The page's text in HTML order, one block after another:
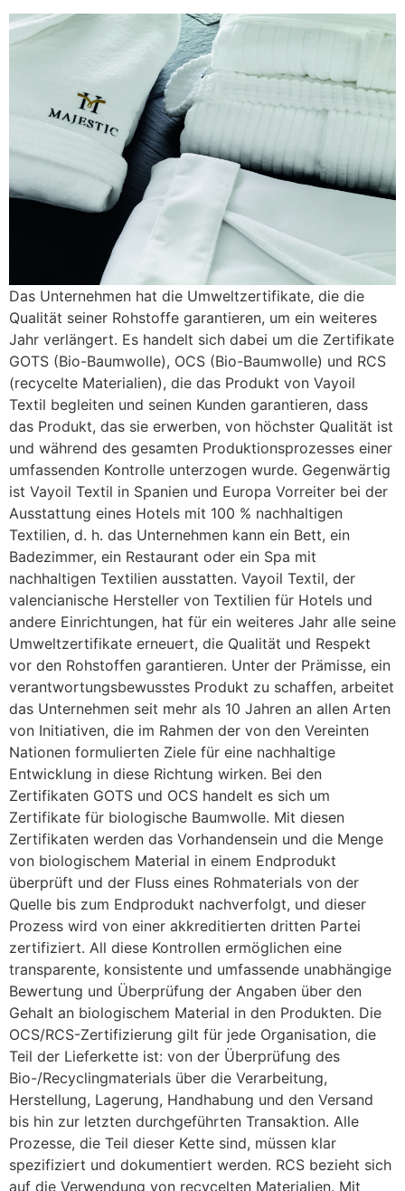
Das Unternehmen hat die Umweltzertifikate, die die
Qualität seiner Rohstoffe garantieren, um ein weiteres
Jahr verlängert. Es handelt sich dabei um die Zertifikate
GOTS (Bio-Baumwolle), OCS (Bio-Baumwolle) und RCS
(recycelte Materialien), die das Produkt von Vayoil
Textil begleiten und seinen Kunden garantieren, dass
das Produkt, das sie erwerben, von höchster Qualität ist
und während des gesamten Produktionsprozesses einer
umfassenden Kontrolle unterzogen wurde. Gegenwärtig
ist Vayoil Textil in Spanien und Europa Vorreiter bei der
Ausstattung eines Hotels mit 100 % nachhaltigen
Textilien, d. h. das Unternehmen kann ein Bett, ein
Badezimmer, ein Restaurant oder ein Spa mit
nachhaltigen Textilien ausstatten. Vayoil Textil, der
valencianische Hersteller von Textilien für Hotels und
andere Einrichtungen, hat für ein weiteres Jahr alle seine
Umweltzertifikate erneuert, die Qualität und Respekt
vor den Rohstoffen garantieren. Unter der Prämisse, ein
verantwortungsbewusstes Produkt zu schaffen, arbeitet
das Unternehmen seit mehr als 10 Jahren an allen Arten
von Initiativen, die im Rahmen der von den Vereinten
Nationen formulierten Ziele für eine nachhaltige
Entwicklung in diese Richtung wirken. Bei den
Zertifikaten GOTS und OCS handelt es sich um
Zertifikate für biologische Baumwolle. Mit diesen
Zertifikaten werden das Vorhandensein und die Menge
von biologischem Material in einem Endprodukt
überprüft und der Fluss eines Rohmaterials von der
Quelle bis zum Endprodukt nachverfolgt, und dieser
Prozess wird von einer akkreditierten dritten Partei
zertifiziert. All diese Kontrollen ermöglichen eine
transparente, konsistente und umfassende unabhängige
Bewertung und Überprüfung der Angaben über den
Gehalt an biologischem Material in den Produkten. Die
OCS/RCS-Zertifizierung gilt für jede Organisation, die
Teil der Lieferkette ist: von der Überprüfung des
Bio-/Recyclingmaterials über die Verarbeitung,
Herstellung, Lagerung, Handhabung und den Versand
bis hin zur letzten durchgeführten Transaktion. Alle
Prozesse, die Teil dieser Kette sind, müssen klar
spezifiziert und dokumentiert werden. RCS bezieht sich
auf die Verwendung von recycelten Materialien. Mit